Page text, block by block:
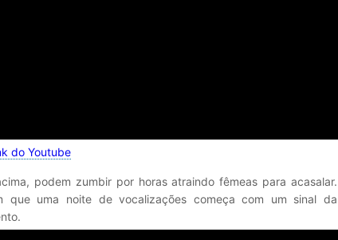
do Youtube
podem zumbir por horas atraindo fêmeas para acasalar.
que uma noite de vocalizações começa com um sinal da